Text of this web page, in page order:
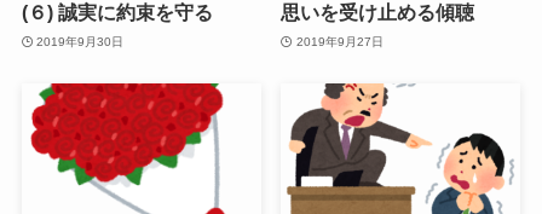
(６) 誠実に約束を守る
2019年9月30日
思いを受け止める傾聴
2019年9月27日